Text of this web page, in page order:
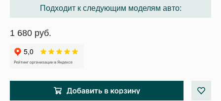
Подходит к следующим моделям авто:
1 680 руб.